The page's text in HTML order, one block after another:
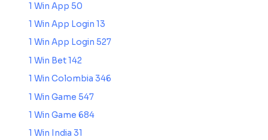
1 Win App 50
1 Win App Login 13
1 Win App Login 527
1 Win Bet 142
1 Win Colombia 346
1 Win Game 547
1 Win Game 684
1 Win India 31